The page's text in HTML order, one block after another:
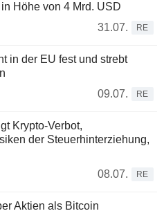
Höhe von 4 Mrd. USD
31.07.
RE
in der EU fest und strebt
09.07.
RE
Krypto-Verbot,
der Steuerhinterziehung,
08.07.
RE
Aktien als Bitcoin